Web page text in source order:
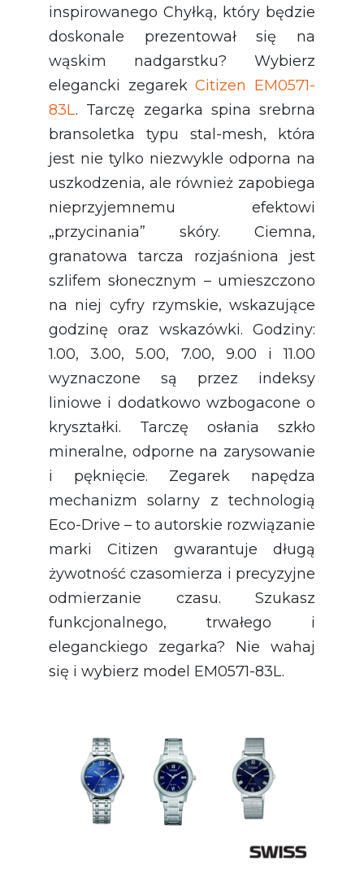
inspirowanego Chyłką, który będzie
doskonale prezentował się na
wąskim nadgarstku? Wybierz
elegancki zegarek Citizen EM0571-
83L. Tarczę zegarka spina srebrna
bransoletka typu stal-mesh, która
jest nie tylko niezwykle odporna na
uszkodzenia, ale również zapobiega
nieprzyjemnemu efektowi
„przycinania” skóry. Ciemna,
granatowa tarcza rozjaśniona jest
szlifem słonecznym – umieszczono
na niej cyfry rzymskie, wskazujące
godzinę oraz wskazówki. Godziny:
1.00, 3.00, 5.00, 7.00, 9.00 i 11.00
wyznaczone są przez indeksy
liniowe i dodatkowo wzbogacone o
kryształki. Tarczę osłania szkło
mineralne, odporne na zarysowanie
i pęknięcie. Zegarek napędza
mechanizm solarny z technologią
Eco-Drive – to autorskie rozwiązanie
marki Citizen gwarantuje długą
żywotność czasomierza i precyzyjne
odmierzanie czasu. Szukasz
funkcjonalnego, trwałego i
eleganckiego zegarka? Nie wahaj
się i wybierz model EM0571-83L.